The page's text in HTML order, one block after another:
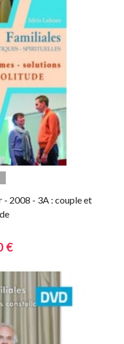
2008 - 3A : couple et
€